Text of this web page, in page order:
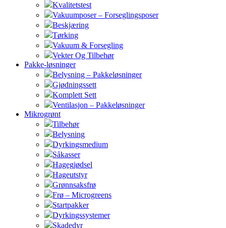
Kvalitetstest
Vakuumposer – Forseglingsposer
Beskjæring
Tørking
Vakuum & Forsegling
Vekter Og Tilbehør
Pakke-løsninger
Belysning – Pakkeløsninger
Gjødningssett
Komplett Sett
Ventilasjon – Pakkeløsninger
Mikrogrønt
Tilbehør
Belysning
Dyrkingsmedium
Såkasser
Hagegjødsel
Hageutstyr
Grønnsaksfrø
Frø – Microgreens
Startpakker
Dyrkingssystemer
Skadedyr